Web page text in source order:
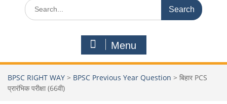
Menu
BPSC RIGHT WAY > BPSC Previous Year Question > बिहार PCS
प्रारंभिक परीक्षा (66वी)